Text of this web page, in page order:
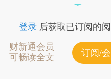
登录后获取已订阅的
财新通会员
可畅读全文
订阅/